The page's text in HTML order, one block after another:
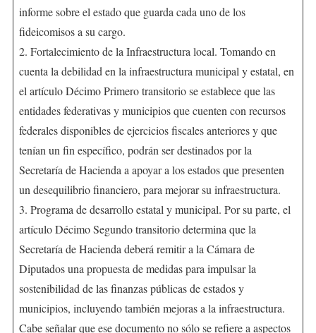
informe sobre el estado que guarda cada uno de los
fideicomisos a su cargo.
2. Fortalecimiento de la Infraestructura local. Tomando en
cuenta la debilidad en la infraestructura municipal y estatal, en
el artículo Décimo Primero transitorio se establece que las
entidades federativas y municipios que cuenten con recursos
federales disponibles de ejercicios fiscales anteriores y que
tenían un fin específico, podrán ser destinados por la
Secretaría de Hacienda a apoyar a los estados que presenten
un desequilibrio financiero, para mejorar su infraestructura.
3. Programa de desarrollo estatal y municipal. Por su parte, el
artículo Décimo Segundo transitorio determina que la
Secretaría de Hacienda deberá remitir a la Cámara de
Diputados una propuesta de medidas para impulsar la
sostenibilidad de las finanzas públicas de estados y
municipios, incluyendo también mejoras a la infraestructura.
Cabe señalar que ese documento no sólo se refiere a aspectos